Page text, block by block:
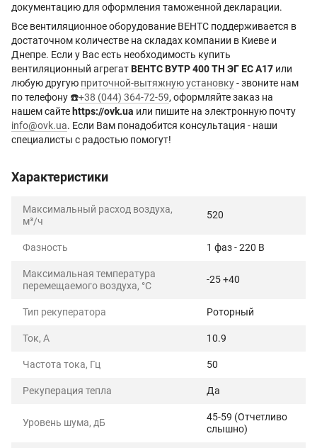
документацию для оформления таможенной декларации.
Все вентиляционное оборудование ВЕНТС поддерживается в
достаточном количестве на складах компании в Киеве и
Днепре. Если у Вас есть необходимость купить
вентиляционный агрегатВЕНТС ВУТР 400 ТН ЭГ EC А17 или
любую другую приточной-вытяжную установку- звоните нам
по телефону ☎️+38 (044) 364-72-59, оформляйте заказ на
нашем сайтеhttps://ovk.ua или пишите на электронную почту
info@ovk.ua. Если Вам понадобится консультация - наши
специалисты с радостью помогут!
Характеристики
Максимальный расход воздуха,
м³/ч
520
Фазность 1 фаз - 220 В
Максимальная температура
перемещаемого воздуха, °C
-25 +40
Тип рекуператора Роторный
Ток, А 10.9
Частота тока, Гц 50
Рекуперация тепла Да
Уровень шума, дБ
45-59 (Отчетливо
слышно)